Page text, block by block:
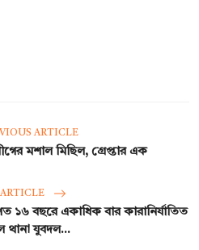
ARTICLE
মশাল মিছিল, গ্রেপ্তার এক
১৬ বছরে একাধিক বার কারানির্যাতিত
যুবদল...